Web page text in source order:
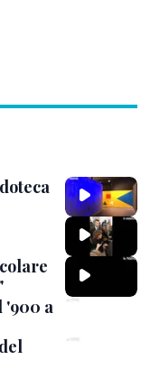
'900 a